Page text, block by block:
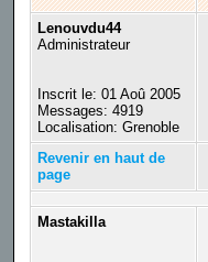
Lenouvdu44
Administrateur
Inscrit le: 01 Aoû 2005
Messages: 4919
Localisation: Grenoble
Revenir en haut de
page
Mastakilla